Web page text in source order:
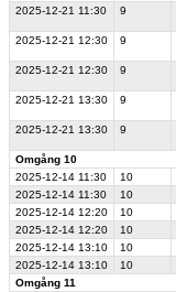
2025-12-21 11:30 9
2025-12-21 12:30 9
2025-12-21 12:30 9
2025-12-21 13:30 9
2025-12-21 13:30 9
Omgång 10
2025-12-14 11:30 10
2025-12-14 11:30 10
2025-12-14 12:20 10
2025-12-14 12:20 10
2025-12-14 13:10 10
2025-12-14 13:10 10
Omgång 11